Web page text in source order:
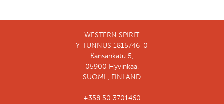
WESTERN SPIRIT
Y-TUNNUS 1815746-0
Kansankatu 5,
05900 Hyvinkää,
SUOMI , FINLAND
+358 50 3701460